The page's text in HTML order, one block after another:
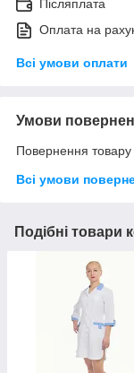
Післяплата
Оплата на
Всі умови оплати
Умови
Повернення товару
Всі умови
Подібні товари